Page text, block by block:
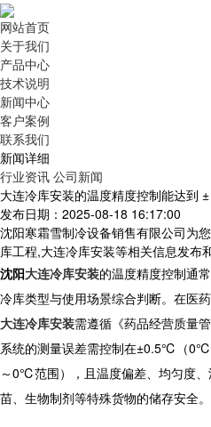
网站首页
关于我们
产品中心
技术说明
新闻中心
客户案例
联系我们
新闻详细
行业资讯 公司新闻
大连冷库安装的温度精度控制能达到
发布日期：2025-08-18 16:17:00
沈阳寒霜雪制冷设备销售有限公司为
库工程,大连冷库安装等相关信息发布
沈阳大连冷库安装的温度精度控制通
冷库类型与使用场景综合判断。在医
大连冷库安装需遵循《药品经营质量
系统的测量误差需控制在±0.5℃（
～0℃范围），且温度偏差、均匀度
苗、生物制剂等特殊货物的储存安全。